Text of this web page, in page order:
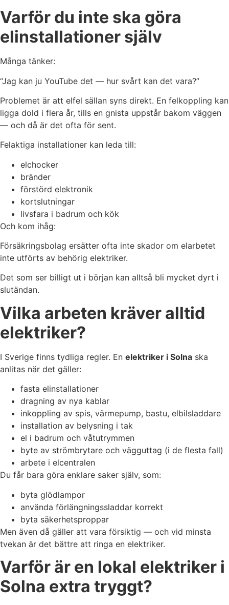
Varför du inte ska göra
elinstallationer själv
Många tänker:
“Jag kan ju YouTube det — hur svårt kan det vara?”
Problemet är att elfel sällan syns direkt. En felkoppling kan
ligga dold i flera år, tills en gnista uppstår bakom väggen
— och då är det ofta för sent.
Felaktiga installationer kan leda till:
elchocker
bränder
förstörd elektronik
kortslutningar
livsfara i badrum och kök
Och kom ihåg:
Försäkringsbolag ersätter ofta inte skador om elarbetet
inte utförts av behörig elektriker.
Det som ser billigt ut i början kan alltså bli mycket dyrt i
slutändan.
Vilka arbeten kräver alltid
elektriker?
I Sverige finns tydliga regler. En elektriker i Solna ska
anlitas när det gäller:
fasta elinstallationer
dragning av nya kablar
inkoppling av spis, värmepump, bastu, elbilsladdare
installation av belysning i tak
el i badrum och våtutrymmen
byte av strömbrytare och vägguttag (i de flesta fall)
arbete i elcentralen
Du får bara göra enklare saker själv, som:
byta glödlampor
använda förlängningssladdar korrekt
byta säkerhetsproppar
Men även då gäller att vara försiktig — och vid minsta
tvekan är det bättre att ringa en elektriker.
Varför är en lokal elektriker i
Solna extra tryggt?